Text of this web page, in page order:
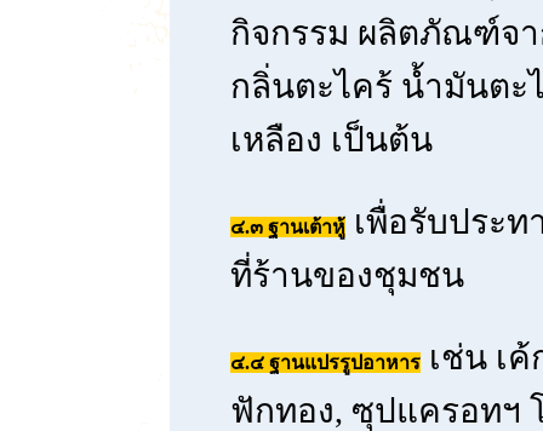
กิจกรรม ผลิตภัณฑ์จา
กลิ่นตะไคร้ น้ำมันตะ
เหลือง เป็นต้น
๔.๓ ฐานเต้าหู้ เพื่อรับประ
ที่ร้านของชุมชน
๔.๔ ฐานแปรรูปอาหาร เช่น เ
ฟักทอง, ซุปแครอทฯ